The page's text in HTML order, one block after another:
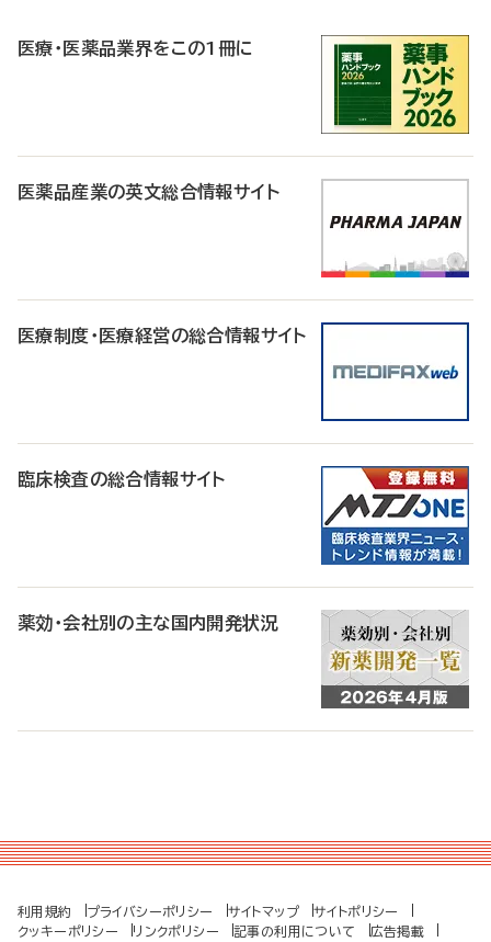
医療・医薬品業界をこの1冊に
医薬品産業の英文総合情報サイト
医療制度・医療経営の総合情報サイト
臨床検査の総合情報サイト
薬効・会社別の主な国内開発状況
利用規約 プライバシーポリシー サイトマップ
サイトポリシー
クッキーポリシー
リンクポリシー 記事の利用について 広告掲載